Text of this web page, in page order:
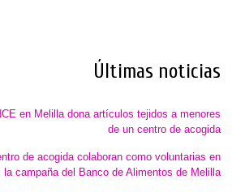
Últimas noticias
en Melilla dona artículos tejidos a menores
de un centro de acogida
de acogida colaboran como voluntarias en
la campaña del Banco de Alimentos de Melilla